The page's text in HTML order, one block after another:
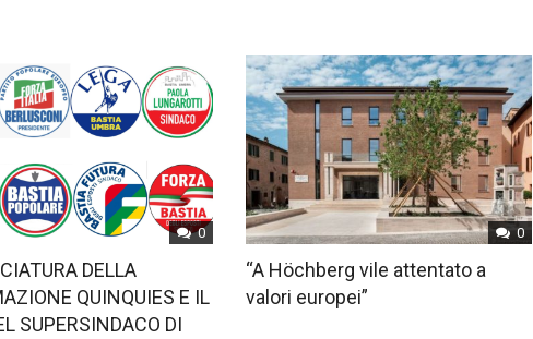
0
DELLA
QUINQUIES E IL
SUPERSINDACO DI
0
“A Höchberg vile attentato a
valori europei”